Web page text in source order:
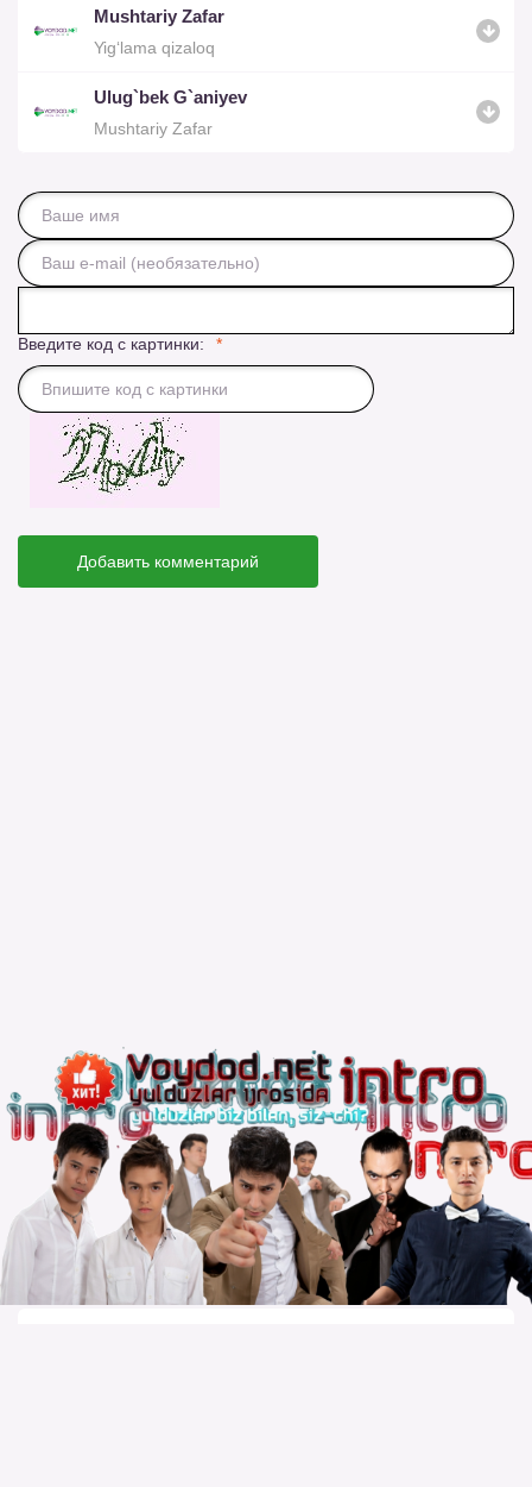
Mushtariy Zafar
Yig‘lama qizaloq
Ulug`bek G`aniyev
Mushtariy Zafar
Введите код с картинки:
Добавить комментарий